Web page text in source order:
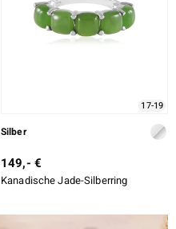
17-19
Silber
149,- €
Kanadische Jade-Silberring